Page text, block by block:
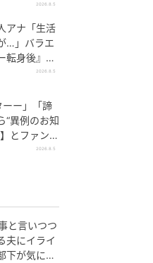
2026.8.5
アナ「生活
…」バラエ
転身後』
2026.8.5
ーー」「諦
“異例のお知
とファン大
2026.8.5
と言いつつ
夫にイライ
下が気にな